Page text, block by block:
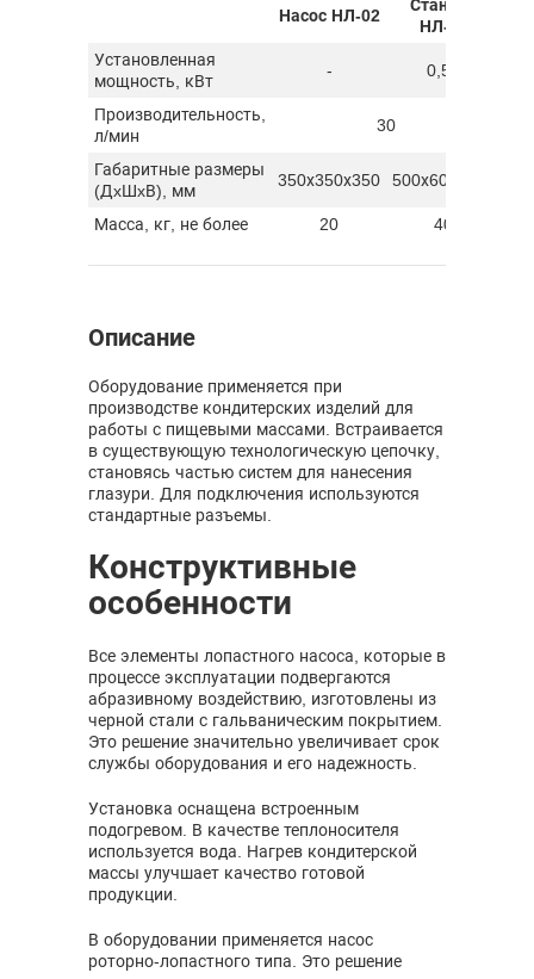
Насос НЛ-02
Станция
НЛ-02
Установленная
мощность, кВт
- 0,55
Производительность,
л/мин
30
Габаритные размеры
(ДxШxВ), мм
350х350х350 500х600х400
Масса, кг, не более 20 40
Описание
Оборудование применяется при
производстве кондитерских изделий для
работы с пищевыми массами. Встраивается
в существующую технологическую цепочку,
становясь частью систем для нанесения
глазури. Для подключения используются
стандартные разъемы.
Конструктивные
особенности
Все элементы лопастного насоса, которые в
процессе эксплуатации подвергаются
абразивному воздействию, изготовлены из
черной стали с гальваническим покрытием.
Это решение значительно увеличивает срок
службы оборудования и его надежность.
Установка оснащена встроенным
подогревом. В качестве теплоносителя
используется вода. Нагрев кондитерской
массы улучшает качество готовой
продукции.
В оборудовании применяется насос
роторно-лопастного типа. Это решение